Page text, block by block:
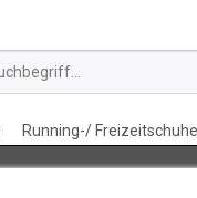
Running-/ Freizeitschuhe